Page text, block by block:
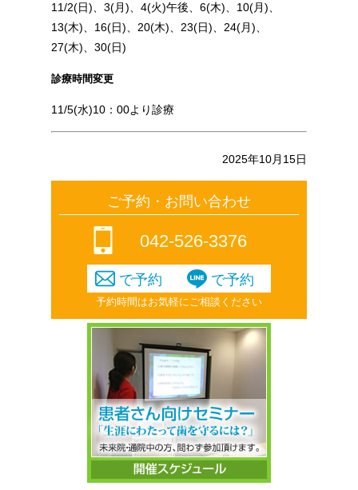
11/2(日)、3(月)、4(火)午後、6(木)、10(月)、
13(木)、16(日)、20(木)、23(日)、24(月)、
27(木)、30(日)
診療時間変更
11/5(水)10：00より診療
2025年10月15日
ご予約・お問い合わせ
042-526-3376
で予約 で予約
予約時間はお気軽にご相談ください